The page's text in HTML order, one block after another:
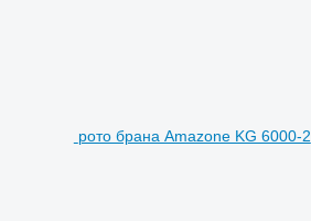
рото брана Amazone KG 6000-2